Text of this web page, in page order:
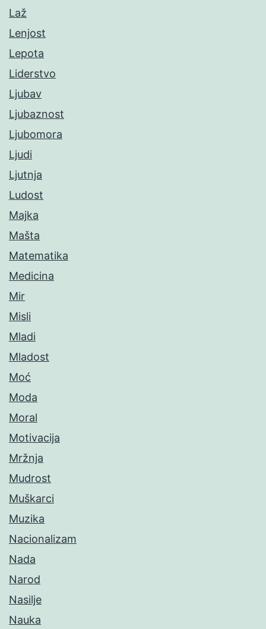
Laž
Lenjost
Lepota
Liderstvo
Ljubav
Ljubaznost
Ljubomora
Ljudi
Ljutnja
Ludost
Majka
Mašta
Matematika
Medicina
Mir
Misli
Mladi
Mladost
Moć
Moda
Moral
Motivacija
Mržnja
Mudrost
Muškarci
Muzika
Nacionalizam
Nada
Narod
Nasilje
Nauka